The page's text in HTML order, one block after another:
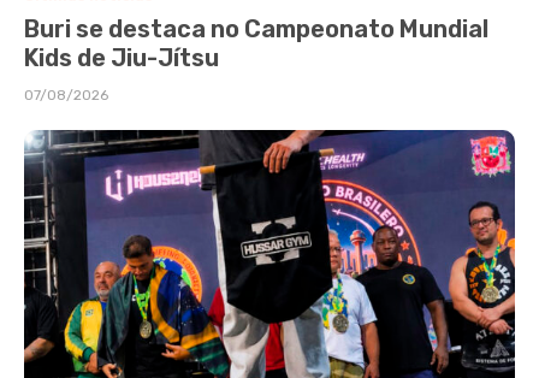
Buri se destaca no Campeonato Mundial
Kids de Jiu-Jítsu
07/08/2026